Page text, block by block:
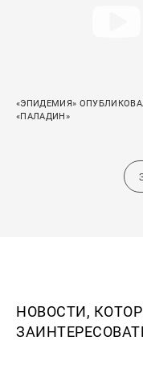
«ЭПИДЕМИЯ»
«ПАЛАДИН»
НОВОСТИ,